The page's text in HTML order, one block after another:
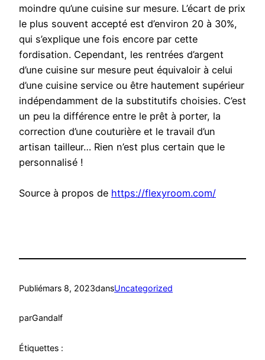
moindre qu’une cuisine sur mesure. L’écart de prix
le plus souvent accepté est d’environ 20 à 30%,
qui s’explique une fois encore par cette
fordisation. Cependant, les rentrées d’argent
d’une cuisine sur mesure peut équivaloir à celui
d’une cuisine service ou être hautement supérieur
indépendamment de la substitutifs choisies. C’est
un peu la différence entre le prêt à porter, la
correction d’une couturière et le travail d’un
artisan tailleur… Rien n’est plus certain que le
personnalisé !
Source à propos de https://flexyroom.com/
Publiémars 8, 2023dansUncategorized
parGandalf
Étiquettes :